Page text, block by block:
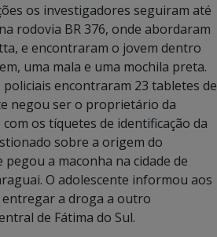
os investigadores seguiram até
rodovia BR 376, onde abordaram
e encontraram o jovem dentro
uma mala e uma mochila preta.
encontraram 23 tabletes de
negou ser o proprietário da
os tíquetes de identificação da
sobre a origem do
a maconha na cidade de
O adolescente informou aos
a droga a outro
de Fátima do Sul.